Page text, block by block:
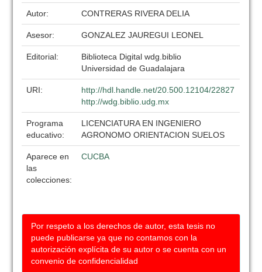
Autor: CONTRERAS RIVERA DELIA
Asesor: GONZALEZ JAUREGUI LEONEL
Editorial:
Biblioteca Digital wdg.biblio
Universidad de Guadalajara
URI:
http://hdl.handle.net/20.500.12104/22827
http://wdg.biblio.udg.mx
Programa
educativo:
LICENCIATURA EN INGENIERO
AGRONOMO ORIENTACION SUELOS
Aparece en
las
colecciones:
CUCBA
Por respeto a los derechos de autor, esta tesis no
puede publicarse ya que no contamos con la
autorización explícita de su autor o se cuenta con un
convenio de confidencialidad